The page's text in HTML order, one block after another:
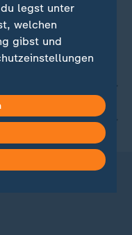
legst unter
welchen
gibst und
du in unserer